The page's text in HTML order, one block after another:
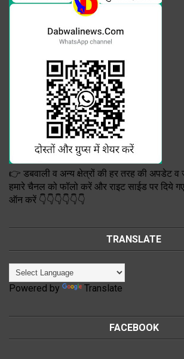
👉 डबवाली व अन्य क्षेत्रों की हर तरह की अपडेट व
हमारे चैनल को फॉलो करें और राइट साईड पर दिये
ऑन करें 👇👇👇👇👇👇
TRANSLATE
Powered by Translate
FACEBOOK